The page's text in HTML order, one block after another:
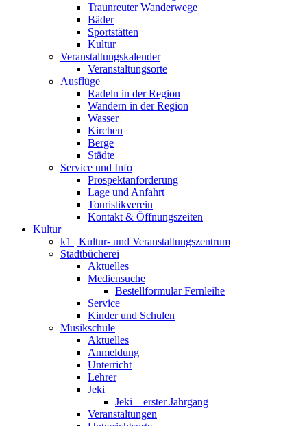
Traunreuter Wanderwege
Bäder
Sportstätten
Kultur
Veranstaltungskalender
Veranstaltungsorte
Ausflüge
Radeln in der Region
Wandern in der Region
Wasser
Kirchen
Berge
Städte
Service und Info
Prospektanforderung
Lage und Anfahrt
Touristikverein
Kontakt & Öffnungszeiten
Kultur
k1 | Kultur- und Veranstaltungszentrum
Stadtbücherei
Aktuelles
Mediensuche
Bestellformular Fernleihe
Service
Kinder und Schulen
Musikschule
Aktuelles
Anmeldung
Unterricht
Lehrer
Jeki
Jeki – erster Jahrgang
Veranstaltungen